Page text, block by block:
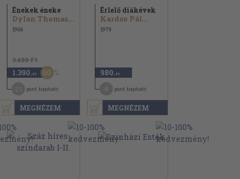
MEGNÉZEM
Énekek éneke
Dylan Thomas...
1966
3.480 Ft
1.390 ,-Ft 60
pont kapható
MEGNÉZEM
Érlelő diákévek
Kardos Pál...
1979
980 ,-Ft
pont kapható